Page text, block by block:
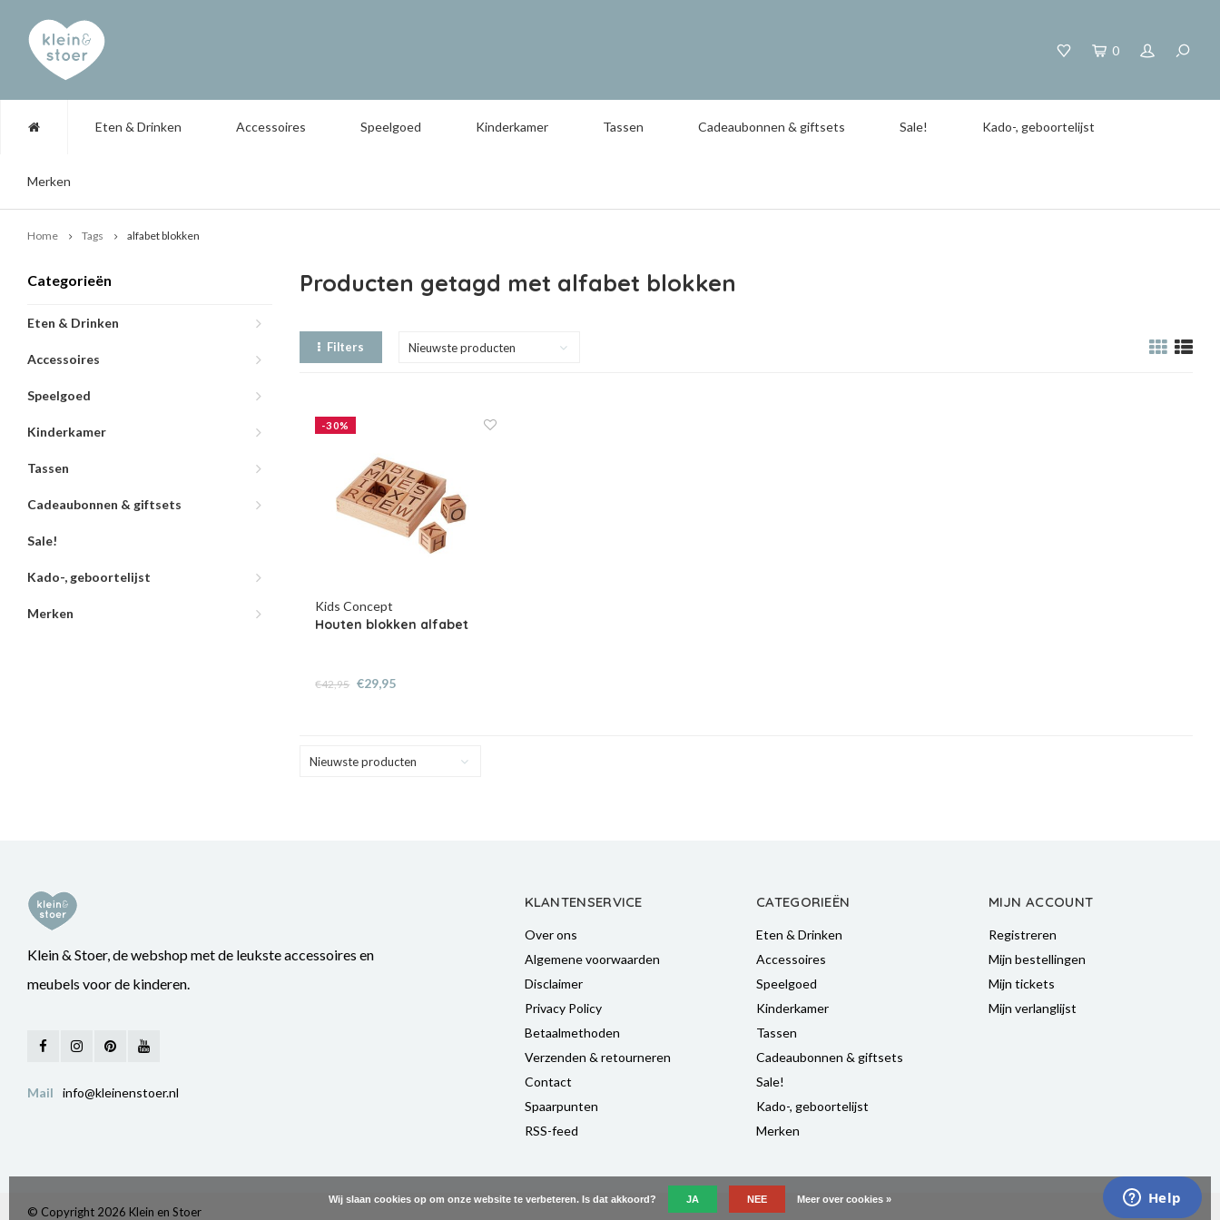
0
Eten & Drinken Accessoires Speelgoed Kinderkamer Tassen Cadeaubonnen & giftsets Sale! Kado-, geboortelijst
Merken
Home Tags alfabet blokken
Categorieën
Eten & Drinken
Accessoires
Speelgoed
Kinderkamer
Tassen
Cadeaubonnen & giftsets
Sale!
Kado-, geboortelijst
Merken
Producten getagd met alfabet blokken
Filters Nieuwste producten
-30%
Kids Concept
Houten blokken alfabet
€42,95 €29,95
Nieuwste producten
Klein & Stoer, de webshop met de leukste accessoires en
meubels voor de kinderen.
Mail info@kleinenstoer.nl
KLANTENSERVICE
Over ons
Algemene voorwaarden
Disclaimer
Privacy Policy
Betaalmethoden
Verzenden & retourneren
Contact
Spaarpunten
RSS-feed
CATEGORIEËN
Eten & Drinken
Accessoires
Speelgoed
Kinderkamer
Tassen
Cadeaubonnen & giftsets
Sale!
Kado-, geboortelijst
Merken
MIJN ACCOUNT
Registreren
Mijn bestellingen
Mijn tickets
Mijn verlanglijst
© Copyright 2026 Klein en Stoer
Wij slaan cookies op om onze website te verbeteren. Is dat akkoord? JA NEE Meer over cookies »